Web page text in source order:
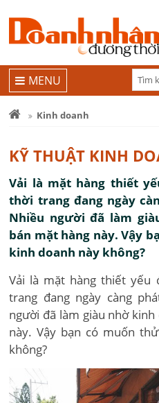
MENU
Kinh doanh
KỸ THUẬT KINH
Vải là mặt hàng thiết
thời trang đang ngày
Nhiều người đã làm
bán mặt hàng này. Vậy
kinh doanh này không?
Vải là mặt hàng thiết yếu
trang đang ngày càng
người đã làm giàu nhờ
này. Vậy bạn có muốn
không?